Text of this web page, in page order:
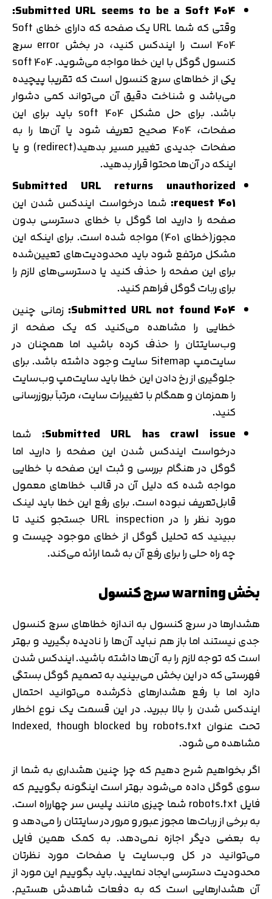
Submitted URL seems to be a Soft 404:
وقتی که شما URL یک صفحه که دارای خطای Soft
404 است را ایندکس کنید، در بخش error سرچ
کنسول گوگل با این خطا مواجه می‌شوید. soft 404
یکی از خطاهای سرچ کنسول است که تقریبا پیچیده
می‌باشد و شناخت دقیق آن می‌تواند کمی دشوار
باشد. برای حل مشکل soft 404 باید برای این
صفحات، 404 صحیح تعریف شود یا آن‌ها را به
صفحات جدیدی تغییر مسیر بدهید(redirect) و یا
اینکه در آن‌ها محتوا قرار بدهید.
Submitted URL returns unauthorized
request 401: شما درخواست ایندکس شدن این
صفحه را دارید اما گوگل با خطای دسترسی بدون
مجوز(خطای 401) مواجه شده است. برای اینکه این
مشکل مرتفع شود باید محدودیت‌های تعیین‌شده
برای این صفحه را حذف کنید یا دسترسی‌های لازم را
برای ربات گوگل فراهم کنید.
Submitted URL not found 404: زمانی چنین
خطایی را مشاهده می‌کنید که یک صفحه از
وب‌سایتتان را حذف کرده باشید اما همچنان در
سایت‌مپ Sitemap ‌سایت وجود داشته باشد. برای
جلوگیری از رخ دادن این خطا باید سایت‌مپ وب‌سایت
را همزمان و همگام با تغییرات سایت، مرتباً بروزرسانی
کنید.
Submitted URL has crawl issue:
شما
درخواست ایندکس شدن این صفحه را دارید اما
گوگل در هنگام بررسی و ثبت این صفحه با خطایی
مواجه شده که دلیل آن در قالب خطاهای معمول
قابل‌تعریف نبوده است. برای رفع این خطا باید لینک
مورد نظر را در URL inspection جستجو کنید تا
ببینید که تحلیل گوگل از خطای موجود چیست و
چه راه حلی را برای رفع آن به شما ارائه می‌کند.
بخش warning سرچ کنسول
هشدارها در سرچ کنسول به اندازه خطاهای سرچ کنسول
جدی نیستند اما باز هم نباید آن‌ها را نادیده بگیرید و بهتر
است که توجه لازم را به آن‌ها داشته باشید. ایندکس شدن
فهرستی که در این بخش می‌بینید به تصمیم گوگل بستگی
دارد اما با رفع هشدارهای ذکرشده می‌توانید احتمال
ایندکس شدن را بالا ببرید. در این قسمت یک نوع اخطار
تحت عنوان Indexed, though blocked by robots.txt
مشاهده می شود.
اگر بخواهیم شرح دهیم که چرا چنین هشداری به شما از
سوی گوگل داده می‌شود بهتر است اینگونه بگوییم که
فایل robots.txt شما چیزی مانند پلیس سر چهارراه است.
به برخی از ربات‌ها مجوز عبور و مرور در سایتتان را می‌دهد و
به بعضی دیگر اجازه نمی‌دهد. به کمک همین فایل
می‌توانید در کل وب‌سایت یا صفحات مورد نظرتان
محدودیت دسترسی ایجاد نمایید. باید بگوییم این مورد از
آن هشدارهایی است که به دفعات شاهدش هستیم.
تایید کد
کد ارسال شده را وارد کنید